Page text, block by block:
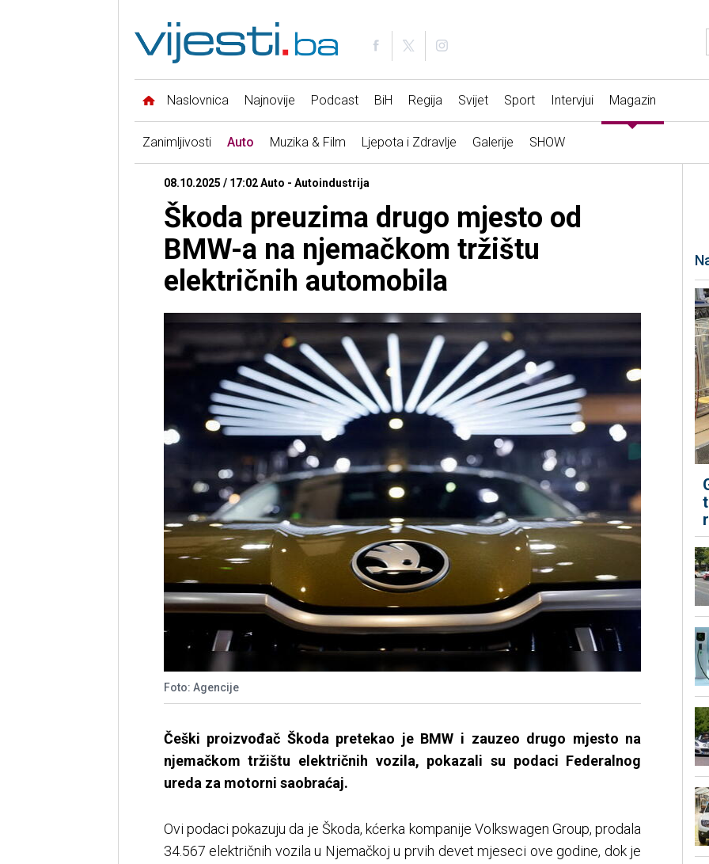
Naslovnica Najnovije Podcast BiH Regija Svijet Sport Intervjui Magazin
Zanimljivosti Auto Muzika & Film Ljepota i Zdravlje Galerije SHOW
08.10.2025 / 17:02 Auto - Autoindustrija
Škoda preuzima drugo mjesto od
BMW-a na njemačkom tržištu
električnih automobila
Foto: Agencije
Češki proizvođač Škoda pretekao je BMW i zauzeo drugo mjesto na
njemačkom tržištu električnih vozila, pokazali su podaci Federalnog
ureda za motorni saobraćaj.
Ovi podaci pokazuju da je Škoda, kćerka kompanije Volkswagen Group, prodala
34.567 električnih vozila u Njemačkoj u prvih devet mjeseci ove godine, dok je